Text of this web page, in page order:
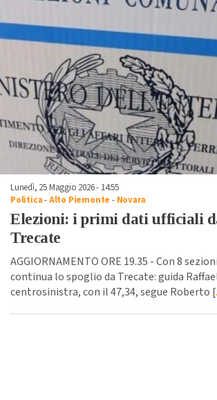
Lunedì, 25 Maggio 2026 - 14:55
Politica-Alto Piemonte - Novara
Elezioni: i primi dati ufficiali
Trecate
AGGIORNAMENTO ORE 19.35 - Con 8
continua lo spoglio da Trecate: guida
centrosinistra, con il 47,34, segue Roberto [